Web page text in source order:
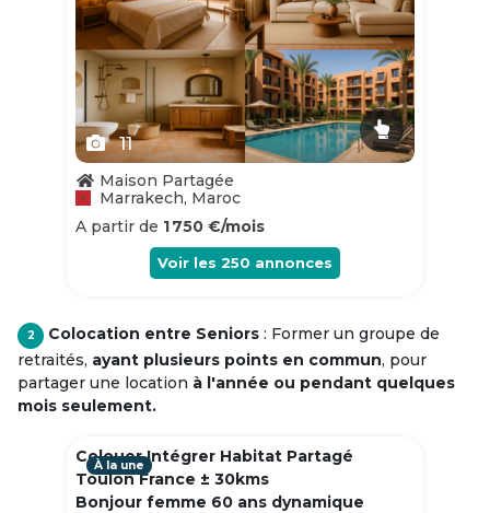
11
Maison Partagée
Marrakech, Maroc
A partir de 1 750 €/mois
Voir les 250 annonces
2 Colocation entre Seniors : Former un groupe de
retraités, ayant plusieurs points en commun, pour
partager une location à l'année ou pendant quelques
mois seulement.
Colouer Intégrer Habitat Partagé
Toulon France ± 30kms
Bonjour femme 60 ans dynamique
À la une